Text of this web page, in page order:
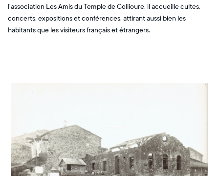
l'association Les Amis du Temple de Collioure, il accueille cultes,
concerts, expositions et conférences, attirant aussi bien les
habitants que les visiteurs français et étrangers.